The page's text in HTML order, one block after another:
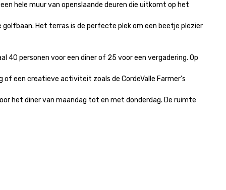
hele muur van openslaande deuren die uitkomt op het
Het terras is de perfecte plek om een beetje plezier
40 personen voor een diner of 25 voor een vergadering. Op
of een creatieve activiteit zoals de CordeValle Farmer's
het diner van maandag tot en met donderdag. De ruimte